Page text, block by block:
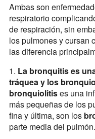
Ambas son
respiratorio
de respiración, sin
los pulmones y cursan
las diferencia
1. La bronquitis es
tráquea y los
bronquiolitises una
más pequeñas de los
fina y última, son los
parte media del pulmón.